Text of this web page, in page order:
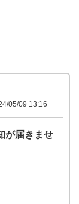
05/09 13:16
が届きませ